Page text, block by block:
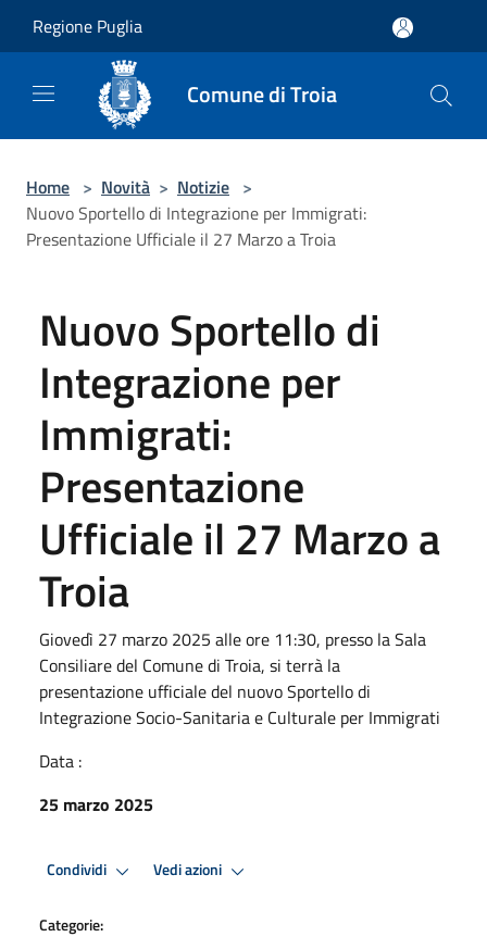
Regione Puglia
Comune di Troia
Home > Novità > Notizie >
Nuovo Sportello di Integrazione per Immigrati:
Presentazione Ufficiale il 27 Marzo a Troia
Nuovo Sportello di
Integrazione per
Immigrati:
Presentazione
Ufficiale il 27 Marzo a
Troia
Giovedì 27 marzo 2025 alle ore 11:30, presso la Sala
Consiliare del Comune di Troia, si terrà la
presentazione ufficiale del nuovo Sportello di
Integrazione Socio-Sanitaria e Culturale per Immigrati
Data :
25 marzo 2025
Condividi Vedi azioni
Categorie: